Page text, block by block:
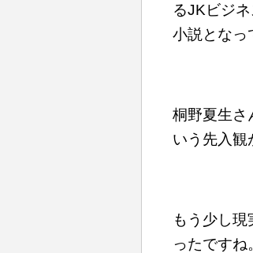
るJKビジ
小説となっ
桐野夏生さ
いう先入観
もう少し
ったですね